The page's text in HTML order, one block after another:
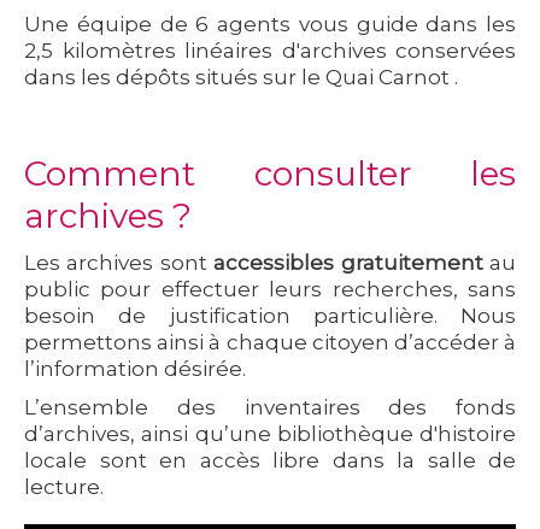
Une équipe de 6 agents vous guide dans les
2,5 kilomètres linéaires d'archives conservées
dans les dépôts situés sur le Quai Carnot .
Comment consulter les
archives ?
Les archives sontaccessibles gratuitementau
public pour effectuer leurs recherches, sans
besoin de justification particulière. Nous
permettons ainsi à chaque citoyen d’accéder à
l’information désirée.
L’ensemble des inventaires des fonds
d’archives, ainsi qu’une bibliothèque d'histoire
locale sont en accès libre dans la salle de
lecture.